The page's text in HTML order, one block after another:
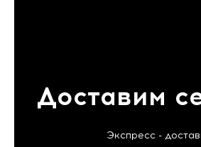
Доставим
Экспресс -